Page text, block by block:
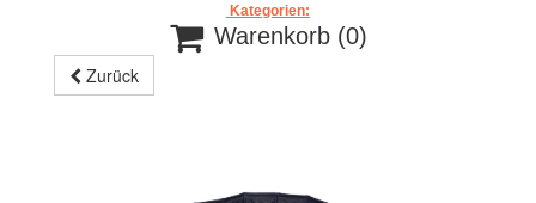
Kategorien:
 Warenkorb (0)
Zurück